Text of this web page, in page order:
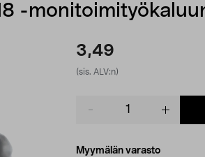
-
3,49
(sis. ALV:n)
Myymälän varasto